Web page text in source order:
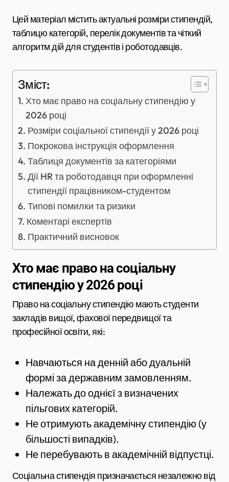
Цей матеріал містить актуальні розміри стипендій,
таблицю категорій, перелік документів та чіткий
алгоритм дій для студентів і роботодавців.
Зміст:
Хто має право на соціальну стипендію у
2026 році
Розміри соціальної стипендії у 2026 році
Покрокова інструкція оформлення
Таблиця документів за категоріями
Дії HR та роботодавця при оформленні
стипендії працівником-студентом
Типові помилки та ризики
Коментарі експертів
Практичний висновок
Хто має право на соціальну
стипендію у 2026 році
Право на соціальну стипендію мають студенти
закладів вищої, фахової передвищої та
професійної освіти, які:
Навчаються на денній або дуальній
формі за державним замовленням.
Належать до однієї з визначених
пільгових категорій.
Не отримують академічну стипендію (у
більшості випадків).
Не перебувають в академічній відпустці.
Соціальна стипендія призначається незалежно від